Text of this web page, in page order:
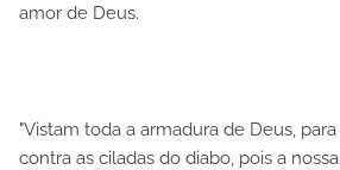
amor de Deus.
"Vistam toda a armadura de Deus,
contra as ciladas do diabo, pois a